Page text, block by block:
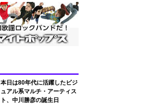
本日は80年代に活躍したビジ
ュアル系マルチ・アーティス
ト、中川勝彦の誕生日